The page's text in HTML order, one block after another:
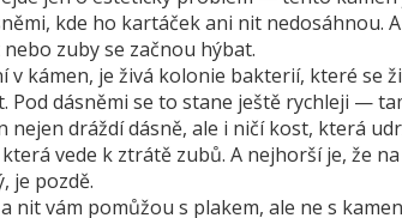
kde ho kartáček ani nit nedosáhnou.
zuby se začnou hýbat.
v kámen, je živá kolonie bakterií, které se
Pod dásněmi se to stane ještě rychleji —
nejen dráždí dásně, ale i ničí kost, která
vede k ztrátě zubů. A nejhorší je, že
je pozdě.
nit vám pomůžou s plakem, ale ne s